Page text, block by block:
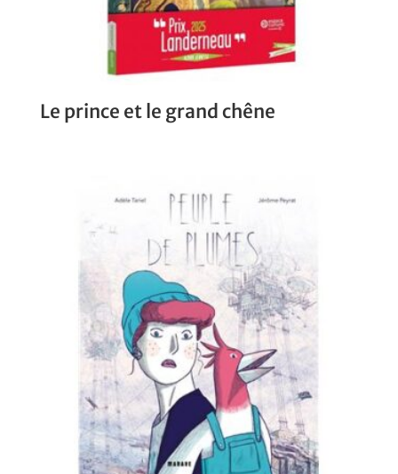
Le prince et le grand chêne